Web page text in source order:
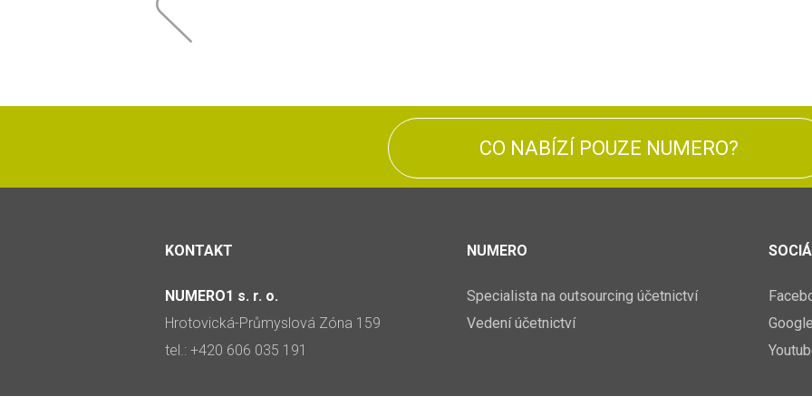
CO NABÍZÍ POUZE NUMERO?
KONTAKT
NUMERO1 s. r. o.
Hrotovická-Průmyslová Zóna 159
tel.: +420 606 035 191
NUMERO
Specialista na outsourcing účetnictví
Vedení účetnictví